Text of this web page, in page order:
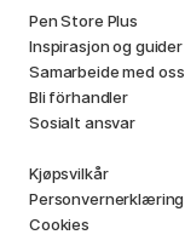
Pen Store Plus
Inspirasjon og guider
Samarbeide med oss
Bli förhandler
Sosialt ansvar
Kjøpsvilkår
Personvernerklæring
Cookies